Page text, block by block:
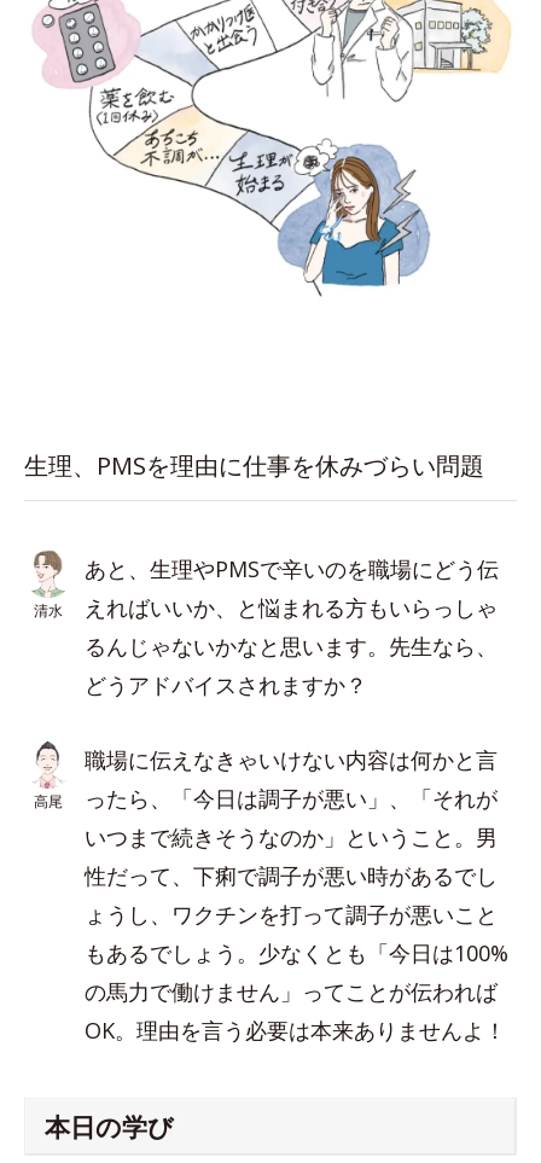
生理、PMSを理由に仕事を休みづらい問題
清水
あと、生理やPMSで辛いのを職場にどう伝
えればいいか、と悩まれる方もいらっしゃ
るんじゃないかなと思います。先生なら、
どうアドバイスされますか？
高尾
職場に伝えなきゃいけない内容は何かと言
ったら、「今日は調子が悪い」、「それが
いつまで続きそうなのか」ということ。男
性だって、下痢で調子が悪い時があるでし
ょうし、ワクチンを打って調子が悪いこと
もあるでしょう。少なくとも「今日は100%
の馬力で働けません」ってことが伝われば
OK。理由を言う必要は本来ありませんよ！
本日の学び